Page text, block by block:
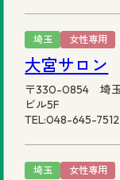
埼玉 女性専用
大宮サロン
〒330-0854 埼玉
ビル5F
TEL:048-645-7512
埼玉 女性専用